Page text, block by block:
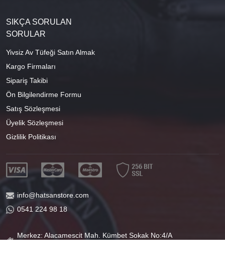
SIKÇA SORULAN
SORULAR
Yivsiz Av Tüfeği Satın Almak
Kargo Firmaları
Sipariş Takibi
Ön Bilgilendirme Formu
Satış Sözleşmesi
Üyelik Sözleşmesi
Gizlilik Politikası
info@hatsanstore.com
0541 224 98 18
Merkez: Alacamescit Mah. Kümbet Sokak No:4/A